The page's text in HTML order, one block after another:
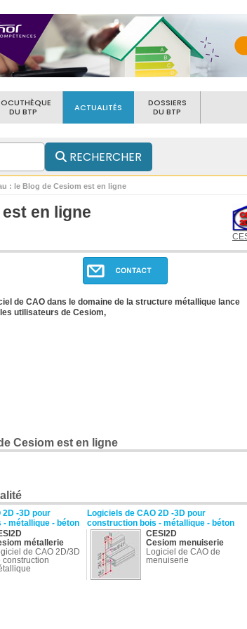
DU BTP
ACTUALITÉS
DOSSIERS
DU BTP
RECHERCHER
: le Blog de Cesiom est en ligne
en ligne
de CAO dans le domaine de la structure métallique lance
utilisateurs de Cesiom,
Cesiom est en ligne
2D -3D pour
métallique - béton
Logiciels de CAO 2D -3D pour
construction bois - métallique - béton
métallerie
de CAO 2D/3D
construction
CESI2D
Cesiom menuiserie
Logiciel de CAO de
menuiserie